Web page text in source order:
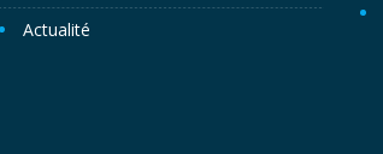
Actualité